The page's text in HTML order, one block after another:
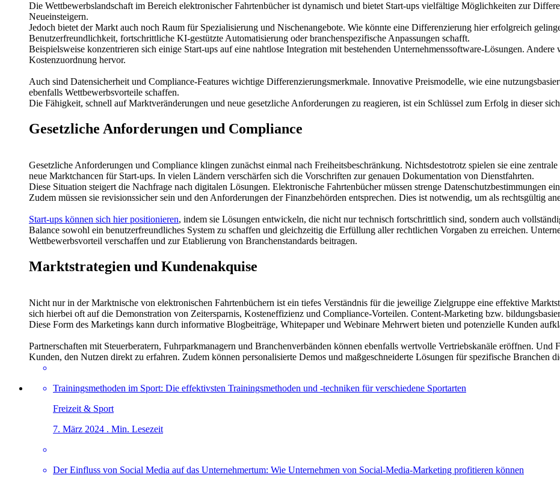
Die Wettbewerbslandschaft im Bereich elektronischer Fahrtenbücher ist dynamisch und bietet Start-ups vielfältige Möglichkeiten zur
Neueinsteigern.
Jedoch bietet der Markt auch noch Raum für Spezialisierung und Nischenangebote. Wie könnte eine Differenzierung hier erfolgreich
Benutzerfreundlichkeit, fortschrittliche KI-gestützte Automatisierung oder branchenspezifische Anpassungen schafft.
Beispielsweise konzentrieren sich einige Start-ups auf eine nahtlose Integration mit bestehenden Unternehmenssoftware-Lösungen.
Kostenzuordnung hervor.
Auch sind Datensicherheit und Compliance-Features wichtige Differenzierungsmerkmale. Innovative Preismodelle, wie eine
ebenfalls Wettbewerbsvorteile schaffen.
Die Fähigkeit, schnell auf Marktveränderungen und neue gesetzliche Anforderungen zu reagieren, ist ein Schlüssel zum Erfolg in dieser
Gesetzliche Anforderungen und Compliance
Gesetzliche Anforderungen und Compliance klingen zunächst einmal nach Freiheitsbeschränkung. Nichtsdestotrotz spielen sie eine
neue Marktchancen für Start-ups. In vielen Ländern verschärfen sich die Vorschriften zur genauen Dokumentation von Dienstfahrten.
Diese Situation steigert die Nachfrage nach digitalen Lösungen. Elektronische Fahrtenbücher müssen strenge Datenschutzbestimmungen
Zudem müssen sie revisionssicher sein und den Anforderungen der Finanzbehörden entsprechen. Dies ist notwendig, um als rechtsgültig
Start-ups können sich hier positionieren, indem sie Lösungen entwickeln, die nicht nur technisch fortschrittlich sind, sondern auch
Balance sowohl ein benutzerfreundliches System zu schaffen und gleichzeitig die Erfüllung aller rechtlichen Vorgaben zu erreichen.
Wettbewerbsvorteil verschaffen und zur Etablierung von Branchenstandards beitragen.
Marktstrategien und Kundenakquise
Nicht nur in der Marktnische von elektronischen Fahrtenbüchern ist ein tiefes Verständnis für die jeweilige Zielgruppe eine effektive
sich hierbei oft auf die Demonstration von Zeitersparnis, Kosteneffizienz und Compliance-Vorteilen. Content-Marketing bzw.
Diese Form des Marketings kann durch informative Blogbeiträge, Whitepaper und Webinare Mehrwert bieten und potenzielle Kunden
Partnerschaften mit Steuerberatern, Fuhrparkmanagern und Branchenverbänden können ebenfalls wertvolle Vertriebskanäle eröffnen.
Kunden, den Nutzen direkt zu erfahren. Zudem können personalisierte Demos und maßgeschneiderte Lösungen für spezifische Branchen
Trainingsmethoden im Sport: Die effektivsten Trainingsmethoden und -techniken für verschiedene Sportarten
Freizeit & Sport
7. März 2024 . Min. Lesezeit
Der Einfluss von Social Media auf das Unternehmertum: Wie Unternehmen von Social-Media-Marketing profitieren können